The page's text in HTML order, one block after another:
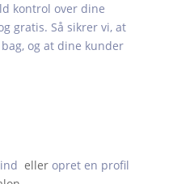
kontrol over dine
gratis. Så sikrer vi, at
og at dine kunder
eller opret en profil